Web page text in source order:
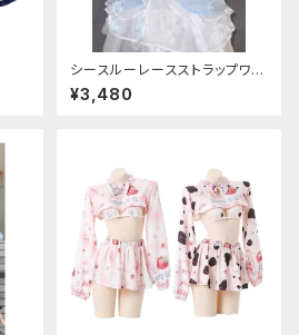
シースルーレースストラップワン
ピース
¥3,480